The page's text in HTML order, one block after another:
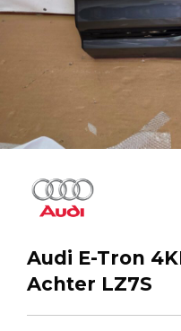
Audi E-Tron
Achter LZ7S